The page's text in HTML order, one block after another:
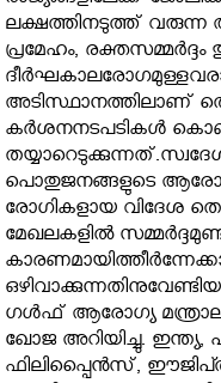
ലക്ഷത്തിനടുത്ത്
പ്രമേഹം, രക്തസമ്മര്‍ദ്ദം
അടിസ്ഥാനത്തിലാണ്
കര്‍ശനനടപടികള്‍
പൊതുജനങ്ങളുടെ
രോഗികളായ വിദേശ
മേഖലകളില്‍
ഗള്‍ഫ് ആരോഗ്യ
ഖോജ അറിയിച്ചു. ഇന്ത്യ,
ഫിലിപ്പൈന്‍സ്​, ഈജിപ്‍ത്​